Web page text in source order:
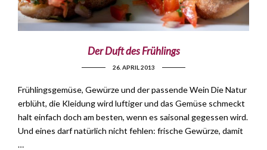
Der Duft des Frühlings
26. APRIL 2013
Frühlingsgemüse, Gewürze und der passende Wein Die Natur
erblüht, die Kleidung wird luftiger und das Gemüse schmeckt
halt einfach doch am besten, wenn es saisonal gegessen wird.
Und eines darf natürlich nicht fehlen: frische Gewürze, damit
…